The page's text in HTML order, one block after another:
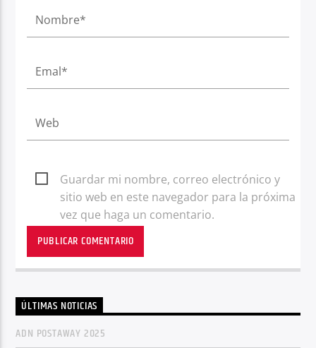
Guardar mi nombre, correo electrónico y
sitio web en este navegador para la próxima
vez que haga un comentario.
ÚLTIMAS NOTICIAS
ADN POSTAWAY 2025